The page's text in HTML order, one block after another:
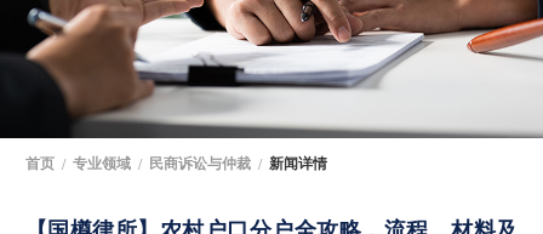
首页 / 专业领域 / 民商诉讼与仲裁 / 新闻详情